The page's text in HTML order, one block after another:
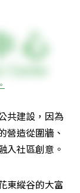
共建設，因為
營造從圍牆、
入社區創意。
東縱谷的大富